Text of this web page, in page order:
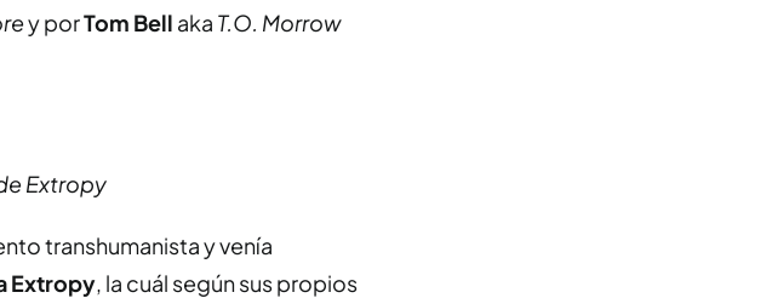
y porTom Bell aka T.O. Morrow
Extropy
transhumanista y venía
Extropy, la cuál según sus propios